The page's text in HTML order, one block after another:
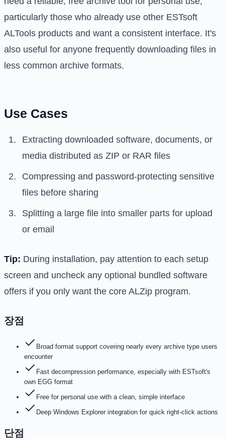
particularly those who already use other ESTsoft
ALTools products and want a consistent interface. It's
also useful for anyone frequently downloading files in
less common archive formats.
Use Cases
Extracting downloaded software, documents, or
media distributed as ZIP or RAR files
Compressing and password-protecting sensitive
files before sharing
Splitting a large file into smaller parts for upload
or email
Tip: During installation, pay attention to each setup
screen and uncheck any optional bundled software
offers if you only want the core ALZip program.
장점
Broad format support covering nearly every archive type users
encounter
Fast decompression performance, especially with ESTsoft's
own EGG format
Free for personal use with a clean, simple interface
Deep Windows Explorer integration for quick right-click actions
단점